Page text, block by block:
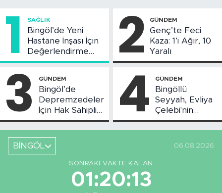
1 SAĞLIK
Bingöl’de Yeni
Hastane İnşası İçin
Değerlendirme
Toplantısı Yapıldı
2 GÜNDEM
Genç’te Feci
Kaza: 1’i Ağır, 10
Yaralı
3 GÜNDEM
Bingöl’de
Depremzedeler
İçin Hak Sahipliği
Askı Süreci
Başladı
4 GÜNDEM
Bingöllü
Seyyah, Evliya
Çelebi'nin
Bahsettiği
Bingöl'deki O
BİNGÖL 06.08.2026
SONRAKI VAKTE KALAN
01:20:12